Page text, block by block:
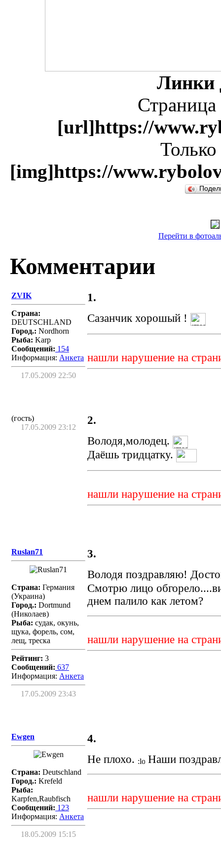
Линки
[url]https://
[img]https://
Перейти в
Комментарии
ZVIK
Страна:
DEUTSCHLAND
Город.: Nordhorn
Рыба: Karp
Сообщений: 154
Информация: Aнкета
17.05.2009 22:50
1.
Сазанчик хорошый !
нашли нарушение на
(гость)
17.05.2009 23:12
2.
Володя,молодец.
Даёшь тридцатку.
нашли нарушение на
Ruslan71
Страна: Германия
(Украина)
Город.: Dortmund
(Николаев)
Рыба: судак, окунь,
щука, форель, сом,
лещ, треска
Рейтинг: 3
Сообщений: 637
Информация: Aнкета
17.05.2009 23:43
3.
Володя поздравляю!
Смотрю лицо
днем палило как летом?
нашли нарушение на
Ewgen
Страна: Deutschland
Город.: Krefeld
Рыба:
Karpfen,Raubfisch
Сообщений: 123
Информация: Aнкета
18.05.2009 15:15
4.
Не плохо.
Наши
нашли нарушение на